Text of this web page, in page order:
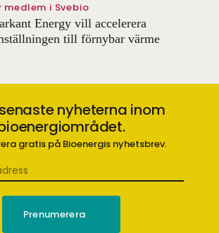
medlem i Svebio
Energy vill accelerera
till förnybar värme
nyheterna inom
gratis på Bioenergis nyhetsbrev.